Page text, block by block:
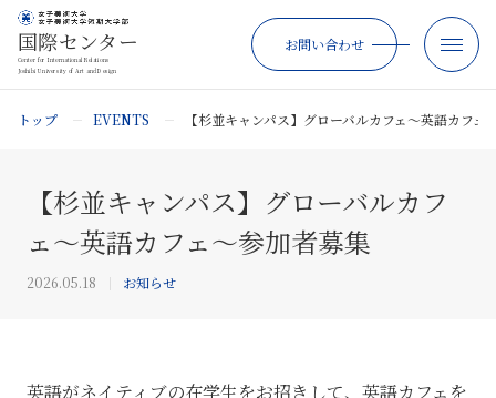
国際センター
Center for International Relations
Joshibi University of Art and Design
お問い合わせ
トップ EVENTS 【杉並キャンパス】グローバルカフェ～英語カフェ
【杉並キャンパス】グローバルカフ
ェ～英語カフェ～参加者募集
2026.05.18 お知らせ
英語がネイティブの在学生をお招きして、英語カフェを